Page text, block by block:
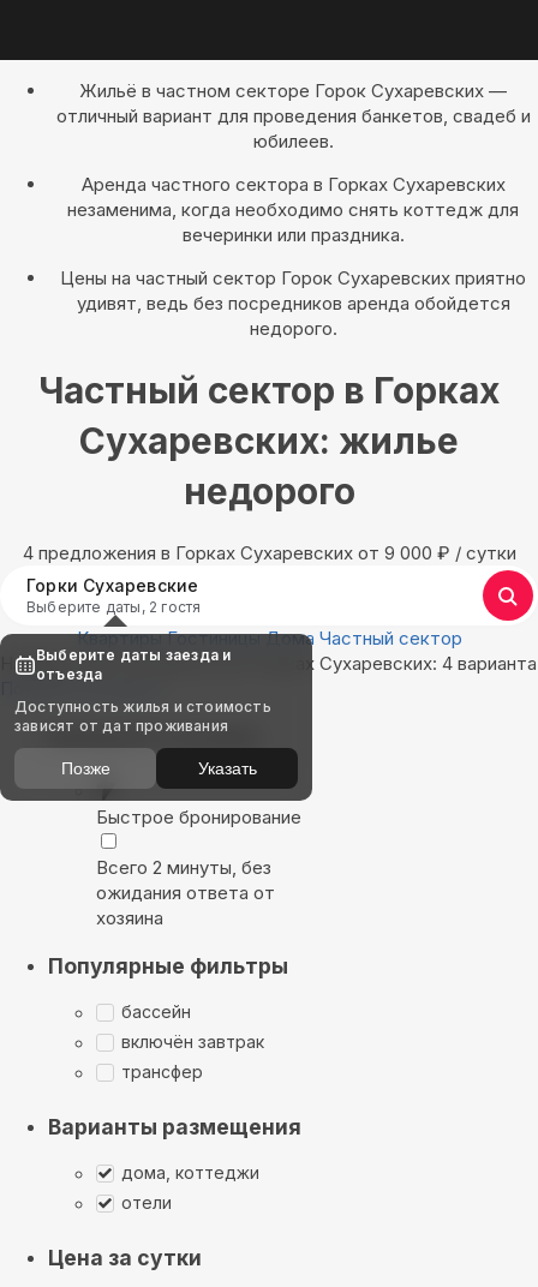
Жильё в частном секторе Горок Сухаревских —
отличный вариант для проведения банкетов, свадеб и
юбилеев.
Аренда частного сектора в Горках Сухаревских
незаменима, когда необходимо снять коттедж для
вечеринки или праздника.
Цены на частный сектор Горок Сухаревских приятно
удивят, ведь без посредников аренда обойдется
недорого.
Частный сектор в Горках
Сухаревских: жилье
недорого
4 предложения в Горках Сухаревских oт 9 000 ₽ / сутки
Горки Сухаревские
Выберите даты, 2 гостя
Квартиры Гостиницы Дома Частный сектор
Найдём, где остановиться в Горках Сухаревских: 4 варианта
Показать на карте
Выбирайте лучшее
Быстрое бронирование
Всего 2 минуты, без
ожидания ответа от
хозяина
Популярные фильтры
бассейн
включён завтрак
трансфер
Варианты размещения
дома, коттеджи
отели
Цена за сутки
Выберите даты заезда и
отъезда
Доступность жилья и стоимость
зависят от дат проживания
Позже Указать